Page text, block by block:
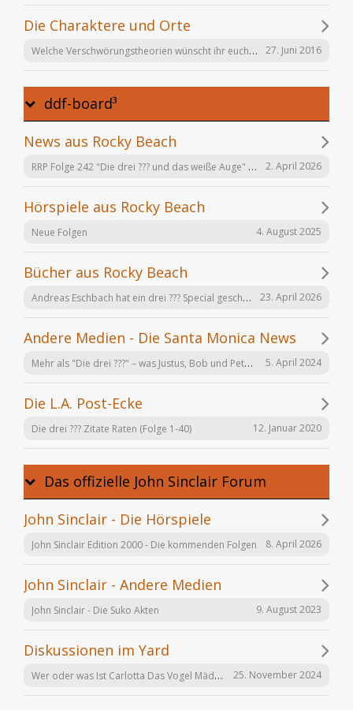
Die Charaktere und Orte
Welche Verschwörungstheorien wünscht ihr euch noch in der Serie "Offenbarung 23"? 27. Juni 2016
ddf-board³
News aus Rocky Beach
RRP Folge 242 "Die drei ??? und das weiße Auge" am 02.12. in Karlsruhe 2. April 2026
Hörspiele aus Rocky Beach
Neue Folgen 4. August 2025
Bücher aus Rocky Beach
Andreas Eschbach hat ein drei ??? Special geschrieben: "Die Auferstehung" 23. April 2026
Andere Medien - Die Santa Monica News
Mehr als "Die drei ???" – was Justus, Bob und Peter auch noch tun 5. April 2024
Die L.A. Post-Ecke
Die drei ??? Zitate Raten (Folge 1-40) 12. Januar 2020
Das offizielle John Sinclair Forum
John Sinclair - Die Hörspiele
John Sinclair Edition 2000 - Die kommenden Folgen 8. April 2026
John Sinclair - Andere Medien
John Sinclair - Die Suko Akten 9. August 2023
Diskussionen im Yard
Wer oder was Ist Carlotta Das Vogel Mädchen 25. November 2024